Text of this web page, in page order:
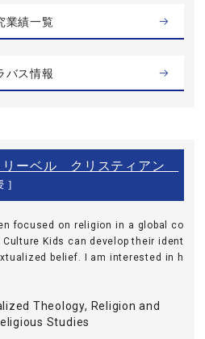
業績一覧
バス情報
リーベル クリスティアン
]
focused on religion in a global co
Kids can develop their ident
belief. I am interested in h
Theology, Religion and
Studies